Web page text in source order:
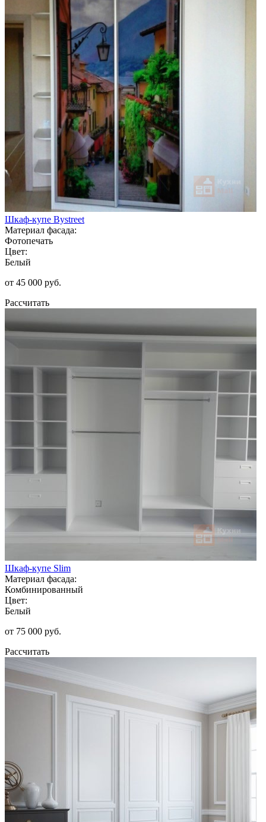
Шкаф-купе Bystreet
Материал фасада:
Фотопечать
Цвет:
Белый
от 45 000 руб.
Рассчитать
Шкаф-купе Slim
Материал фасада:
Комбинированный
Цвет:
Белый
от 75 000 руб.
Рассчитать